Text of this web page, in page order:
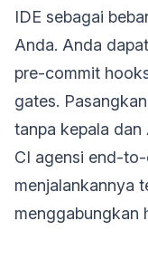
IDE sebagai
Anda. Anda
pre-commit
gates.
tanpa kepala dan
CI agensi end-
menjalankannya
menggabungkan